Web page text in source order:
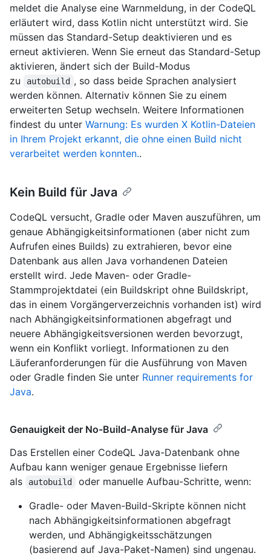
meldet die Analyse eine Warnmeldung, in der CodeQL
erläutert wird, dass Kotlin nicht unterstützt wird. Sie
müssen das Standard-Setup deaktivieren und es
erneut aktivieren. Wenn Sie erneut das Standard-Setup
aktivieren, ändert sich der Build-Modus
zu
autobuild , so dass beide Sprachen analysiert
werden können. Alternativ können Sie zu einem
erweiterten Setup wechseln. Weitere Informationen
findest du unter Warnung: Es wurden X Kotlin-Dateien
in Ihrem Projekt erkannt, die ohne einen Build nicht
verarbeitet werden konnten..
Kein Build für Java
CodeQL versucht, Gradle oder Maven auszuführen, um
genaue Abhängigkeitsinformationen (aber nicht zum
Aufrufen eines Builds) zu extrahieren, bevor eine
Datenbank aus allen Java vorhandenen Dateien
erstellt wird. Jede Maven- oder Gradle-
Stammprojektdatei (ein Buildskript ohne Buildskript,
das in einem Vorgängerverzeichnis vorhanden ist) wird
nach Abhängigkeitsinformationen abgefragt und
neuere Abhängigkeitsversionen werden bevorzugt,
wenn ein Konflikt vorliegt. Informationen zu den
Läuferanforderungen für die Ausführung von Maven
oder Gradle finden Sie unter Runner requirements for
Java.
Genauigkeit der No-Build-Analyse für Java
Das Erstellen einer CodeQL Java-Datenbank ohne
Aufbau kann weniger genaue Ergebnisse liefern
als
autobuild
oder manuelle Aufbau-Schritte, wenn:
Gradle- oder Maven-Build-Skripte können nicht
nach Abhängigkeitsinformationen abgefragt
werden, und Abhängigkeitsschätzungen
(basierend auf Java-Paket-Namen) sind ungenau.